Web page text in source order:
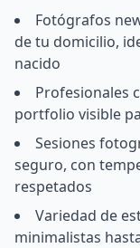
Fotógrafos
de tu domicilio,
nacido
Profesionales
portfolio visible
Sesiones
seguro, con
respetados
Variedad de
minimalistas